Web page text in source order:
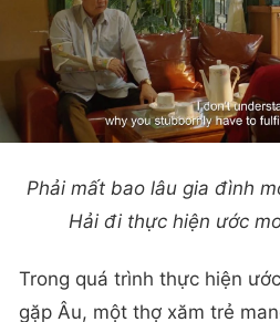
Phải mất bao lâu gia đình
Hải đi thực hiện ước
Trong quá trình thực hiện
gặp Âu, một thợ xăm trẻ